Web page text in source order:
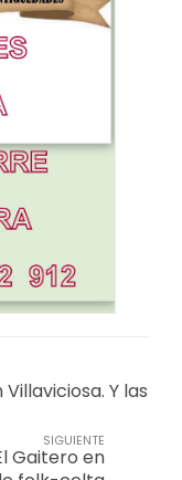
Y las
SIGUIENTE
Gaitero en